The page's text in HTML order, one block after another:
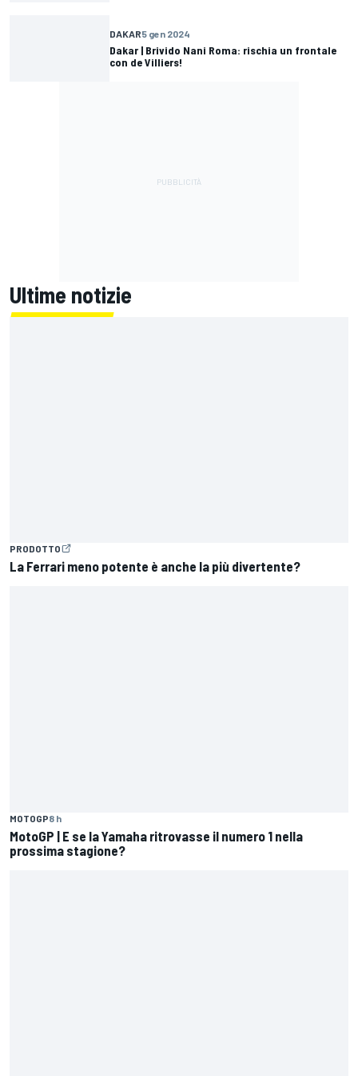
DAKAR5 gen 2024
Dakar | Brivido Nani Roma: rischia un frontale
con de Villiers!
Ultime notizie
PRODOTTO
La Ferrari meno potente è anche la più divertente?
MOTOGP8 h
MotoGP | E se la Yamaha ritrovasse il numero 1 nella
prossima stagione?